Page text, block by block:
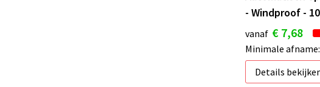
- Windproof -
vanaf € 7,68
Minimale
Details